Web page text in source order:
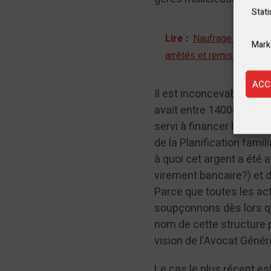
Lire : Naufrage du MV
arrêtés et remis à la
Il est inconcevable qu’il
avait entre 14000 et
servi à financer les
de la Planification
à quoi cet argent a été
virement bancaire?) et
Parce que toutes les
soupçonnons dès lors
nom de cette structure
vision de l’Avocat